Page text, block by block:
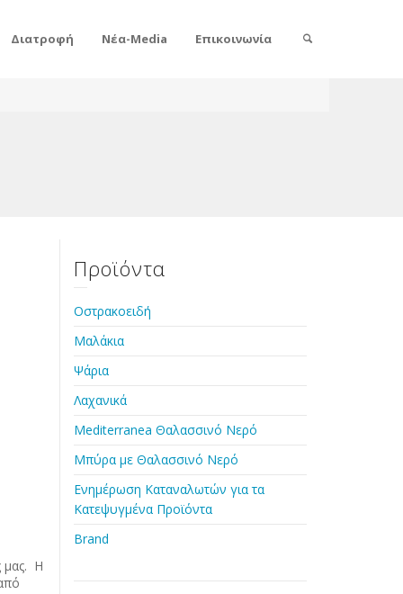
Διατροφή Νέα-Media Επικοινωνία
μας. Η
Προϊόντα
Οστρακοειδή
Μαλάκια
Ψάρια
Λαχανικά
Mediterranea Θαλασσινό Νερό
Μπύρα με Θαλασσινό Νερό
Ενημέρωση Καταναλωτών για τα
Κατεψυγμένα Προϊόντα
Brand